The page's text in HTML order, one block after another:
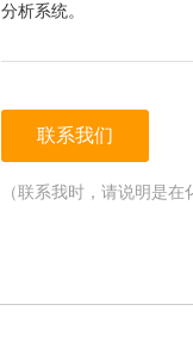
分析系统。
联系我们
（联系我时，请说明是